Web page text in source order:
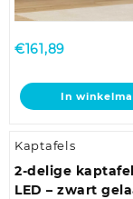
€161,89
In
Kaptafels
2-delige
LED – zwart